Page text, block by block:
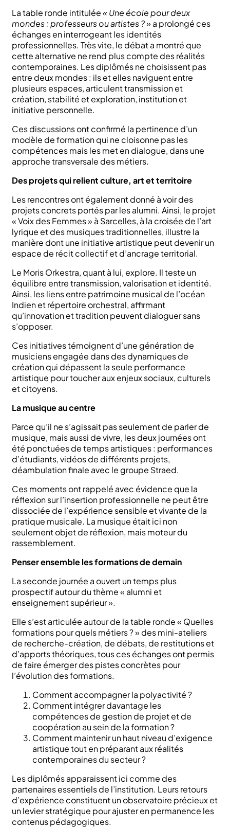
La table ronde intitulée« Une école pour deux
mondes : professeurs ou artistes ? » a prolongé ces
échanges en interrogeant les identités
professionnelles. Très vite, le débat a montré que
cette alternative ne rend plus compte des réalités
contemporaines. Les diplômés ne choisissent pas
entre deux mondes : ils et elles naviguent entre
plusieurs espaces, articulent transmission et
création, stabilité et exploration, institution et
initiative personnelle.
Ces discussions ont confirmé la pertinence d’un
modèle de formation qui ne cloisonne pas les
compétences mais les met en dialogue, dans une
approche transversale des métiers.
Des projets qui relient culture, art et territoire
Les rencontres ont également donné à voir des
projets concrets portés par les alumni. Ainsi, le projet
« Voix des Femmes » à Sarcelles, à la croisée de l’art
lyrique et des musiques traditionnelles, illustre la
manière dont une initiative artistique peut devenir un
espace de récit collectif et d’ancrage territorial.
Le Moris Orkestra, quant à lui, explore. Il teste un
équilibre entre transmission, valorisation et identité.
Ainsi, les liens entre patrimoine musical de l’océan
Indien et répertoire orchestral, affirmant
qu’innovation et tradition peuvent dialoguer sans
s’opposer.
Ces initiatives témoignent d’une génération de
musiciens engagée dans des dynamiques de
création qui dépassent la seule performance
artistique pour toucher aux enjeux sociaux, culturels
et citoyens.
La musique au centre
Parce qu’il ne s’agissait pas seulement de parler de
musique, mais aussi de vivre, les deux journées ont
été ponctuées de temps artistiques : performances
d’étudiants, vidéos de différents projets,
déambulation finale avec le groupe Straed.
Ces moments ont rappelé avec évidence que la
réflexion sur l’insertion professionnelle ne peut être
dissociée de l’expérience sensible et vivante de la
pratique musicale. La musique était ici non
seulement objet de réflexion, mais moteur du
rassemblement.
Penser ensemble les formations de demain
La seconde journée a ouvert un temps plus
prospectif autour du thème « alumni et
enseignement supérieur ».
Elle s’est articulée autour de la table ronde « Quelles
formations pour quels métiers ? » des mini-ateliers
de recherche-création, de débats, de restitutions et
d’apports théoriques, tous ces échanges ont permis
de faire émerger des pistes concrètes pour
l’évolution des formations.
Comment accompagner la polyactivité ?
Comment intégrer davantage les
compétences de gestion de projet et de
coopération au sein de la formation ?
Comment maintenir un haut niveau d’exigence
artistique tout en préparant aux réalités
contemporaines du secteur ?
Les diplômés apparaissent ici comme des
partenaires essentiels de l’institution. Leurs retours
d’expérience constituent un observatoire précieux et
un levier stratégique pour ajuster en permanence les
contenus pédagogiques.